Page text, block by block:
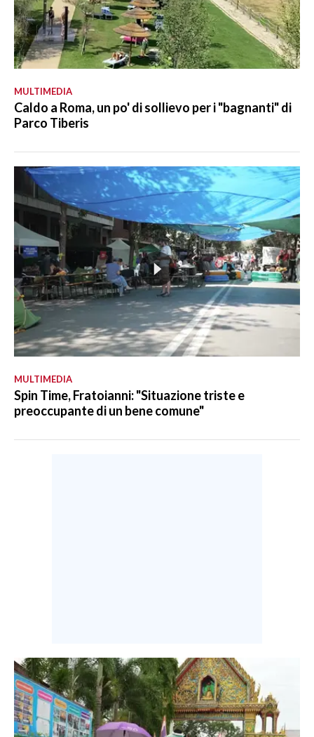
MULTIMEDIA
Caldo a Roma, un po' di sollievo per i "bagnanti" di
Parco Tiberis
MULTIMEDIA
Spin Time, Fratoianni: "Situazione triste e
preoccupante di un bene comune"